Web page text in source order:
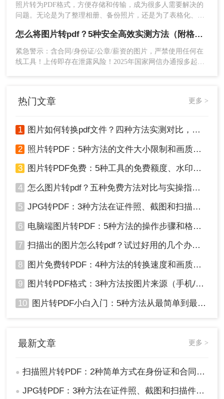
总结
以上就是扫描出来的照片怎么转成pdf的方法介绍
于快速转换的情况；而使用专业PDF转换软件则功
照片转为PDF格式，方便存储和传输，成为很多人需要解决的
问题。无论是为了整理相册、备份照片，还是为了表格化、合
pdf格式呢？本文将为您介绍几种简单而快速的方法，帮助您轻
松实现照片转PDF的操作。
怎么将图片转pdf？5种安全高效实测方法（附格式修复指南）
紧急警示：含合同/身份证/公章/薪资的图片，严禁使用任何在
线工具！上传即存在泄露风险！2025年国家网信办通报多起因
LibreOffice 7.6），系统拆解5种科学转换路径，精准匹配合同
线，助你3分钟锁定最优方案！
热门文章 更多 >
1 图片如何转换pdf文件？四种方法实测对比，附各场景最优选！
2 照片转PDF：5种方法的文件大小限制和画质保留实测！
3 图片转PDF免费：5种工具的免费额度、水印和文件限制对比！
4 怎么图片转pdf？五种免费方法对比与实操指南（附详细表格）！
5 JPG转PDF：3种方法在证件照、截图和扫描件上的转换精度差异！
6 电脑端图片转PDF：5种方法的操作步骤和格式保留对比！
7 扫描出的图片怎么转pdf？试过好用的几个办法！
8 图片免费转PDF：4种方法的转换速度和画质损失对比！
9 图片转PDF格式：3种方法按图片来源（手机/相机/截图）选！
10 图片转PDF小白入门：5种方法从最简单到最专业逐步升级！
最新文章 更多 >
● 扫描照片转PDF：2种简单方式在身份证和合同上的操作差异！
● JPG转PDF：3种方法在证件照、截图和扫描件上的转换精度差异！